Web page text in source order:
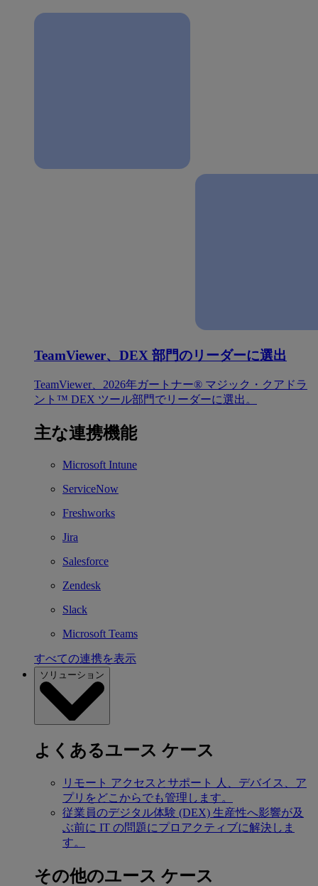
TeamViewer、DEX 部門のリーダーに選出
TeamViewer、2026年ガートナー® マジック・クアドラ
ント™ DEX ツール部門でリーダーに選出。
主な連携機能
Microsoft Intune
ServiceNow
Freshworks
Jira
Salesforce
Zendesk
Slack
Microsoft Teams
すべての連携を表示
ソリューション
よくあるユース ケース
リモート アクセスとサポート
人、デバイス、ア
プリをどこからでも管理します。
従業員のデジタル体験 (DEX) 生産性へ影響が及
ぶ前に IT の問題にプロアクティブに解決しま
す。
その他のユース ケース